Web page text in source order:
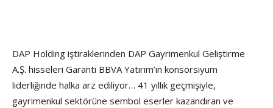
DAP Holding iştiraklerinden DAP Gayrimenkul Geliştirme
A.Ş. hisseleri Garanti BBVA Yatırım’ın konsorsiyum
liderliğinde halka arz ediliyor… 41 yıllık geçmişiyle,
gayrimenkul sektörüne sembol eserler kazandıran ve